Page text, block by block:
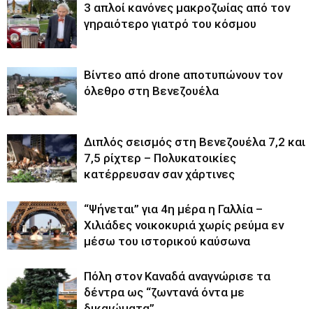
3 απλοί κανόνες μακροζωίας από τον
γηραιότερο γιατρό του κόσμου
Βίντεο από drone αποτυπώνουν τον
όλεθρο στη Βενεζουέλα
Διπλός σεισμός στη Βενεζουέλα 7,2 και
7,5 ρίχτερ – Πολυκατοικίες
κατέρρευσαν σαν χάρτινες
“Ψήνεται” για 4η μέρα η Γαλλία –
Χιλιάδες νοικοκυριά χωρίς ρεύμα εν
μέσω του ιστορικού καύσωνα
Πόλη στον Καναδά αναγνώρισε τα
δέντρα ως “ζωντανά όντα με